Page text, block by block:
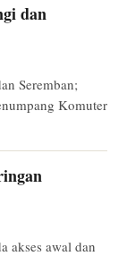
dan
Seremban;
Komuter
akses awal dan